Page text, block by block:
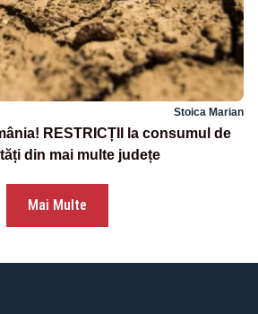
Stoica Marian
RESTRICȚII la consumul de
din mai multe județe
Mai Multe